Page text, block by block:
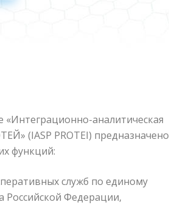
аналитическая
(IASP PROTEI) предназначено
функций:
служб по единому
Российской Федерации,